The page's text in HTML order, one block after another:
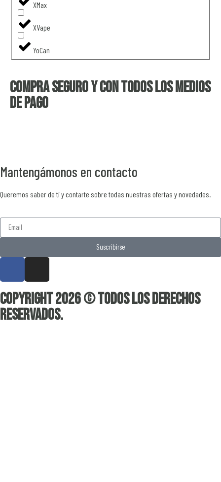
XMax
XVape
YoCan
Compra seguro y con todos los medios
de pago
Mantengámonos en contacto
Queremos saber de tí y contarte sobre todas nuestras ofertas y novedades.
Suscribirse
Copyright 2026 © Todos los derechos
reservados.